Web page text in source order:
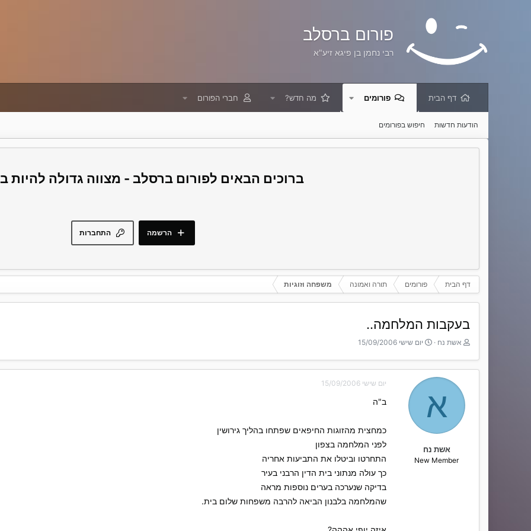
פורום ברסלב
רבי נחמן בן פיגא זיע"א
דף הבית פורומים מה חדש? חברי הפורום
הודעות חדשות חיפוש בפורומים
פורום ברסלב - מצווה גדולה
התחברות הרשמה
דף הבית פורומים תורה ואמונה משפחה וזוגיות
בעקבות המלחמה..
T
r
a
d
t
e
אשת נח
ת
ר
ך
ל
יום שישי 15/09/2006
א
אשת נח
New Member
יום שישי 15/09/2006
ב"ה
כמחצית מהזוגות החיפאים שפתחו בהליך גירושין
לפני המלחמה בצפון
התחרטו וביטלו את התביעות אחריה
כך עולה מנתוני בית הדין הרבני בעיר
בדיקה שנערכה בערים נוספות מראה
שהמלחמה בלבנון הביאה להרבה משפחות שלום בית.